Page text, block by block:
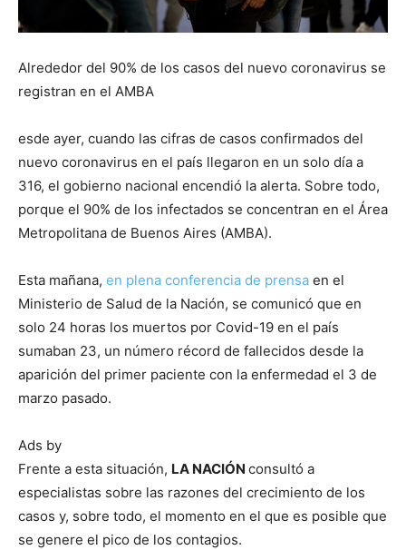
Alrededor del 90% de los casos del nuevo coronavirus se
registran en el AMBA
esde ayer, cuando las cifras de casos confirmados del
nuevo coronavirus en el país llegaron en un solo día a
316, el gobierno nacional encendió la alerta. Sobre todo,
porque el 90% de los infectados se concentran en el Área
Metropolitana de Buenos Aires (AMBA).
Esta mañana, en plena conferencia de prensa en el
Ministerio de Salud de la Nación, se comunicó que en
solo 24 horas los muertos por Covid-19 en el país
sumaban 23, un número récord de fallecidos desde la
aparición del primer paciente con la enfermedad el 3 de
marzo pasado.
Ads by
Frente a esta situación, LA NACIÓN consultó a
especialistas sobre las razones del crecimiento de los
casos y, sobre todo, el momento en el que es posible que
se genere el pico de los contagios.